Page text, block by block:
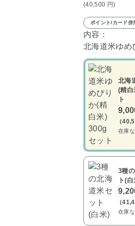
(40,500 円)
ポイント/カード併
内容：
北海道米ゆめ
北海
(精白
ト
（
在庫な
3種
ト(
（
在庫な